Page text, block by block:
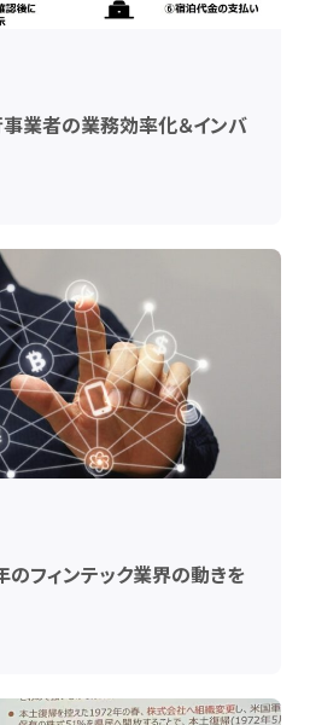
事業者の業務効率化＆インバ
のフィンテック業界の動きを